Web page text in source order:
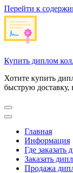
Перейти к
Купить диплом
Хотите купить
быструю
Главная
Информация
Где
Заказать
Продажа